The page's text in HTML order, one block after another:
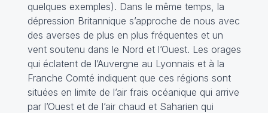
quelques exemples). Dans le même temps, la
dépression Britannique s’approche de nous avec
des averses de plus en plus fréquentes et un
vent soutenu dans le Nord et l’Ouest. Les orages
qui éclatent de l’Auvergne au Lyonnais et à la
Franche Comté indiquent que ces régions sont
situées en limite de l’air frais océanique qui arrive
par l’Ouest et de l’air chaud et Saharien qui